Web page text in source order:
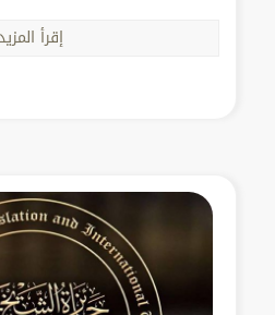
إقرأ